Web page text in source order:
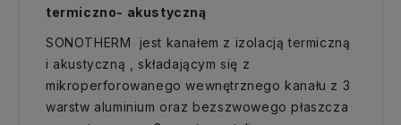
termiczno- akustyczną
SONOTHERM jest kanałem z izolacją termiczną
i akustyczną , składającym się z
mikroperforowanego wewnętrznego kanału z 3
warstw aluminium oraz bezszwowego płaszcza